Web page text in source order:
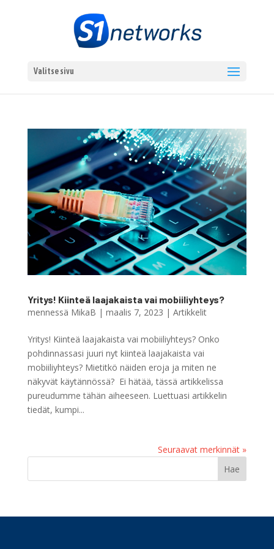
Valitse sivu
Yritys! Kiinteä laajakaista vai mobiiliyhteys?
mennessä MikaB | maalis 7, 2023 | Artikkelit
Yritys! Kiinteä laajakaista vai mobiiliyhteys? Onko
pohdinnassasi juuri nyt kiinteä laajakaista vai
mobiiliyhteys? Mietitkö näiden eroja ja miten ne
näkyvät käytännössä? Ei hätää, tässä artikkelissa
pureudumme tähän aiheeseen. Luettuasi artikkelin
tiedät, kumpi...
Seuraavat merkinnät »